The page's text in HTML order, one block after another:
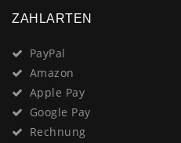
ZAHLARTEN
PayPal
Amazon
Apple Pay
Google Pay
Rechnung